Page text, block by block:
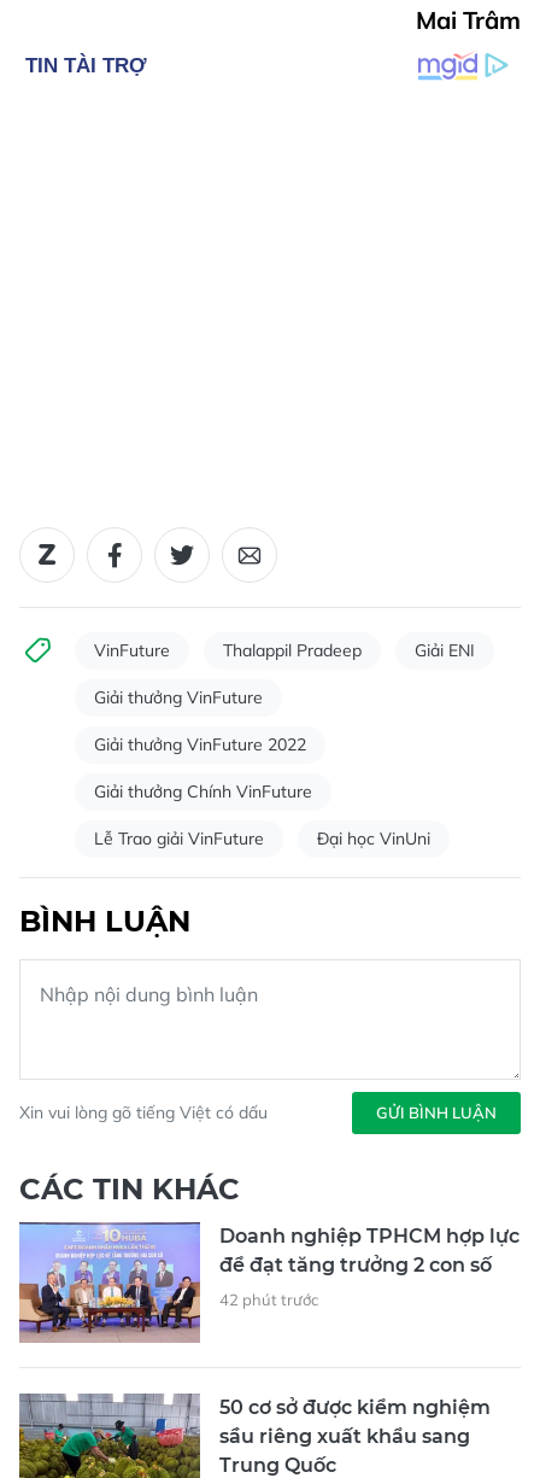
Mai Trâm
VinFuture Thalappil Pradeep Giải ENI
Giải thưởng VinFuture
Giải thưởng VinFuture 2022
Giải thưởng Chính VinFuture
Lễ Trao giải VinFuture Đại học VinUni
BÌNH LUẬN
Xin vui lòng gõ tiếng Việt có dấu GỬI BÌNH LUẬN
CÁC TIN KHÁC
Doanh nghiệp TPHCM hợp lực
để đạt tăng trưởng 2 con số
42 phút trước
50 cơ sở được kiểm nghiệm
sầu riêng xuất khẩu sang
Trung Quốc